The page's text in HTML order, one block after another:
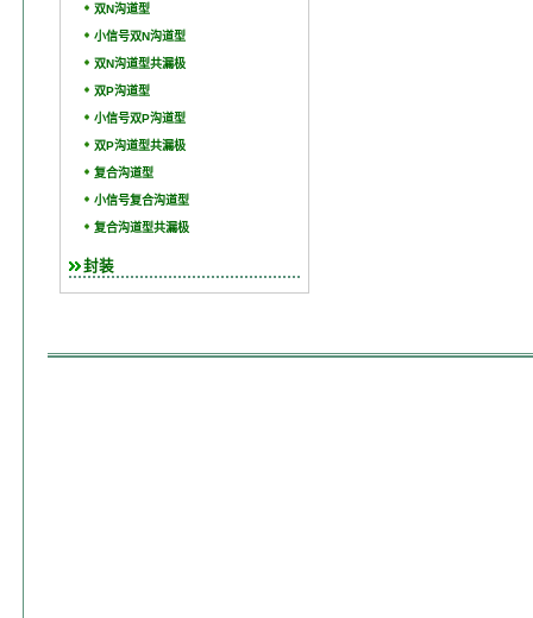
双N沟道型
小信号双N沟道型
双N沟道型共漏极
双P沟道型
小信号双P沟道型
双P沟道型共漏极
复合沟道型
小信号复合沟道型
复合沟道型共漏极
封装